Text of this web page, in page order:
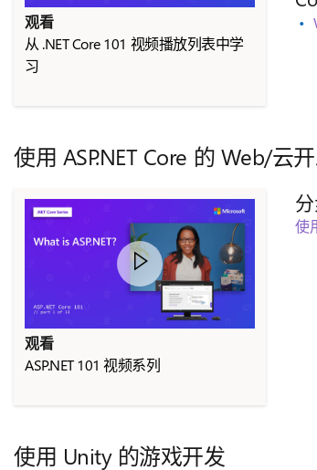
观看
从 .NET Core 101 视频播放列表中学
习
使用 ASP.NET Core 的 Web/云
观看
ASP.NET 101 视频系列
使
使用 Unity 的游戏开发